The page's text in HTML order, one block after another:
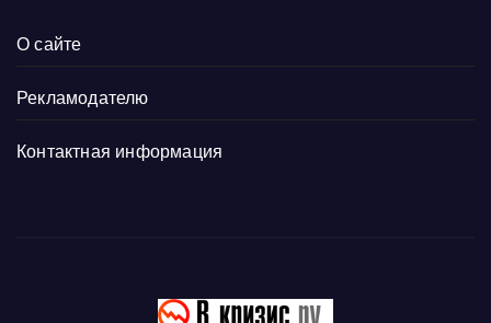
О сайте
Рекламодателю
Контактная информация